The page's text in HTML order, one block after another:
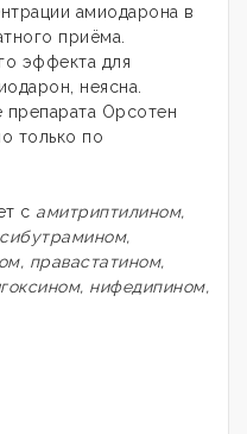
амиодарона в
приёма.
эффекта для
неясна.
Орсотен
только по
с амитриптилином,
правастатином,
нифедипином,